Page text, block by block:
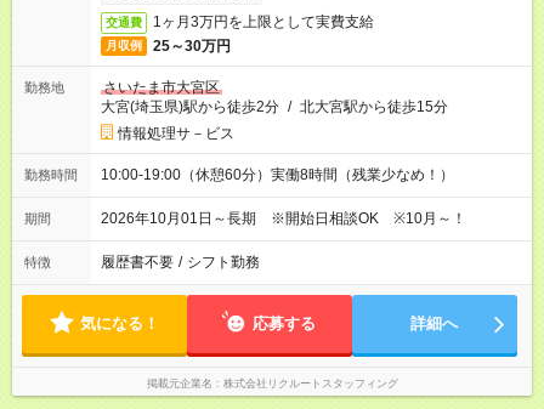
交通費 1ヶ月3万円を上限として実費支給
月収例 25～30万円
勤務地
さいたま市大宮区
大宮(埼玉県)駅から徒歩2分 / 北大宮駅から徒歩15分
情報処理サ－ビス
勤務時間 10:00-19:00（休憩60分）実働8時間（残業少なめ！）
期間 2026年10月01日～長期 ※開始日相談OK ※10月～！
特徴 履歴書不要 / シフト勤務
気になる！ 応募する 詳細へ
掲載元企業名 株式会社リクルートスタッフィング